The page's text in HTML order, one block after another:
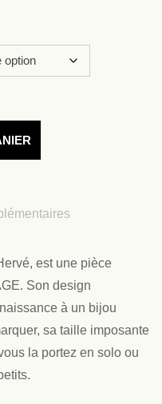
est une pièce
Son design
à un bijou
sa taille imposante
la portez en solo ou